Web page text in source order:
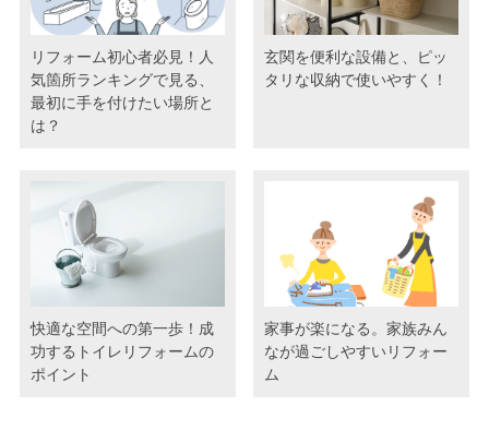
リフォーム初心者必見！人
気箇所ランキングで見る、
最初に手を付けたい場所と
は？
玄関を便利な設備と、ピッ
タリな収納で使いやすく！
快適な空間への第一歩！成
功するトイレリフォームの
ポイント
家事が楽になる。家族みん
なが過ごしやすいリフォー
ム